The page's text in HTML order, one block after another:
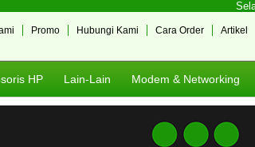
Artikel
Cara Order
Hubungi Kami
Promo
HP Lain-Lain Modem & Networking